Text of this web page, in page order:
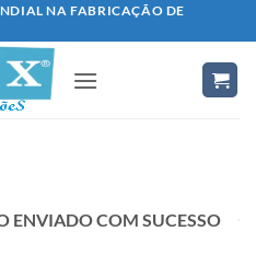
NA FABRICAÇÃO DE
ENVIADO COM SUCESSO